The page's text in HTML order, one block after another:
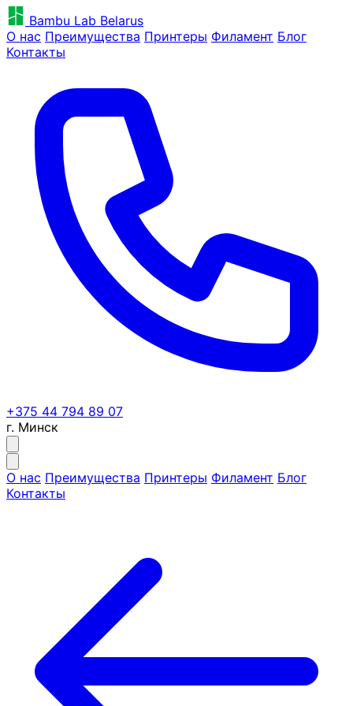
Bambu Lab Belarus
О нас Преимущества Принтеры Филамент Блог
Контакты
+375 44 794 89 07
г. Минск
О нас Преимущества Принтеры Филамент Блог
Контакты